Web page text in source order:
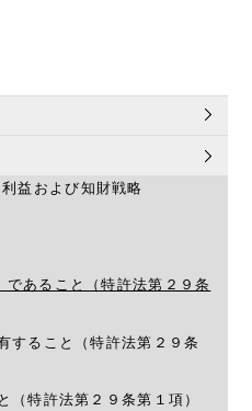
益および知財戦略
あること（特許法第２９条
すること（特許法第２９条
（特許法第２９条第１項）